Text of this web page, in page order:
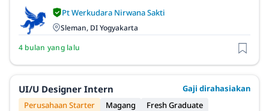
Pt Werkudara Nirwana Sakti
Sleman, DI Yogyakarta
4 bulan yang lalu
UI/U Designer Intern
Gaji dirahasiakan
Perusahaan Starter
Magang
Fresh Graduate